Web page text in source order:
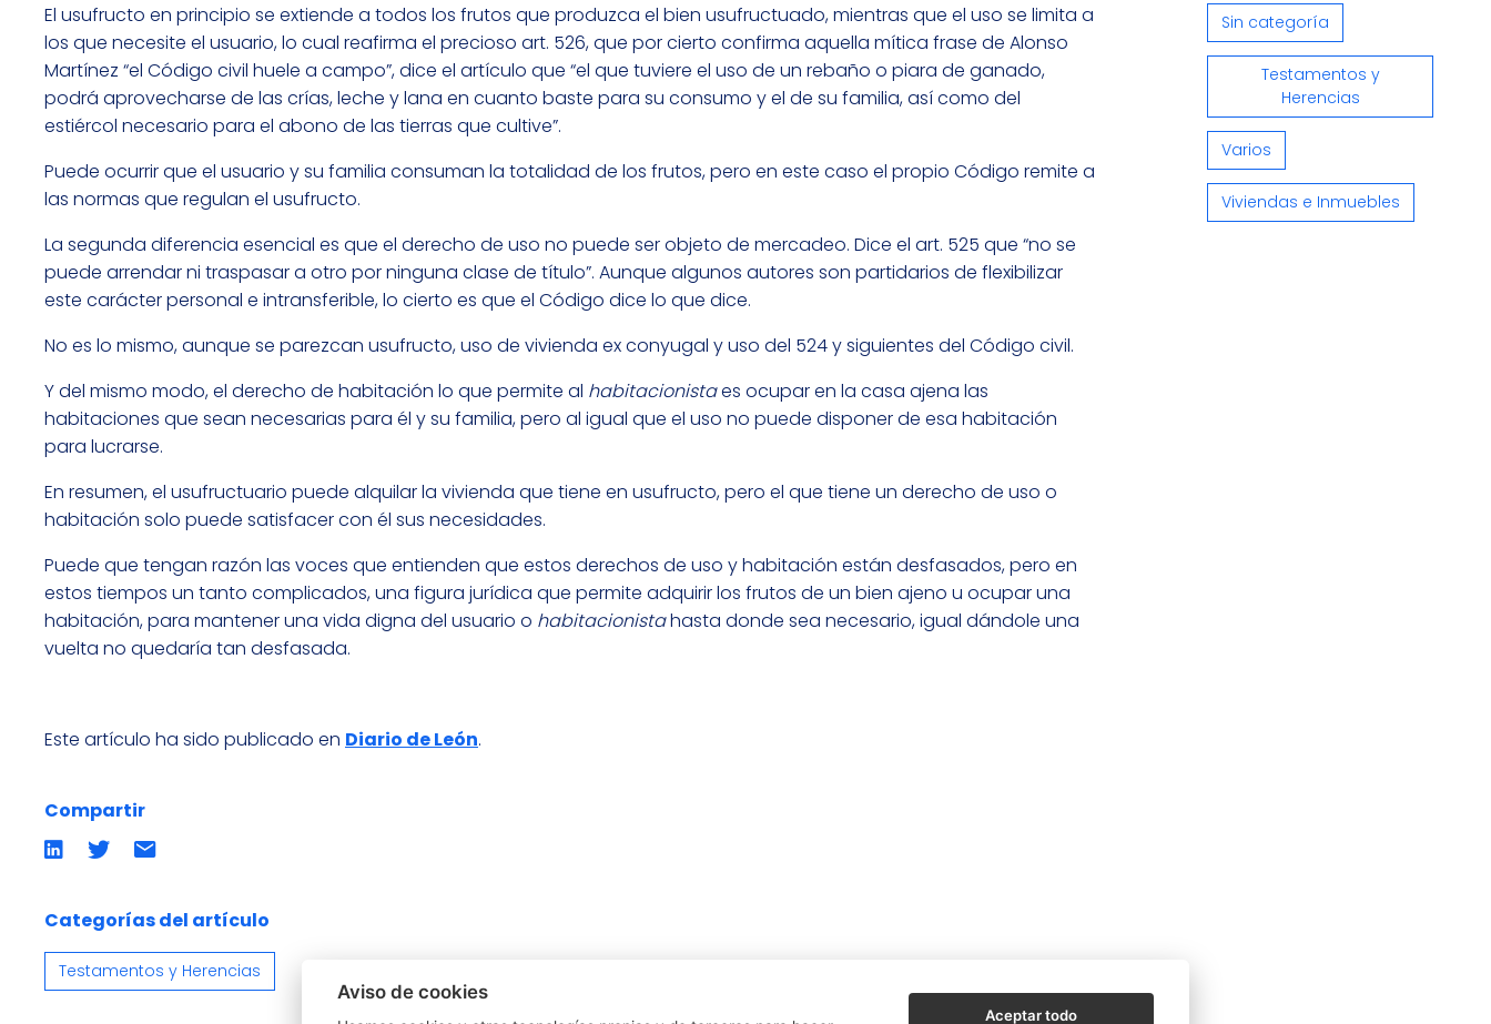
El usufructo en principio se extiende a todos los frutos que produzca el bien usufructuado, mientras que el uso se limita a
los que necesite el usuario, lo cual reafirma el precioso art. 526, que por cierto confirma aquella mítica frase de Alonso
Martínez “el Código civil huele a campo”, dice el artículo que “el que tuviere el uso de un rebaño o piara de ganado,
podrá aprovecharse de las crías, leche y lana en cuanto baste para su consumo y el de su familia, así como del
estiércol necesario para el abono de las tierras que cultive”.
Puede ocurrir que el usuario y su familia consuman la totalidad de los frutos, pero en este caso el propio Código remite a
las normas que regulan el usufructo.
La segunda diferencia esencial es que el derecho de uso no puede ser objeto de mercadeo. Dice el art. 525 que “no se
puede arrendar ni traspasar a otro por ninguna clase de título”. Aunque algunos autores son partidarios de flexibilizar
este carácter personal e intransferible, lo cierto es que el Código dice lo que dice.
No es lo mismo, aunque se parezcan usufructo, uso de vivienda ex conyugal y uso del 524 y siguientes del Código civil.
Y del mismo modo, el derecho de habitación lo que permite al habitacionistaes ocupar en la casa ajena las
habitaciones que sean necesarias para él y su familia, pero al igual que el uso no puede disponer de esa habitación
para lucrarse.
En resumen, el usufructuario puede alquilar la vivienda que tiene en usufructo, pero el que tiene un derecho de uso o
habitación solo puede satisfacer con él sus necesidades.
Puede que tengan razón las voces que entienden que estos derechos de uso y habitación están desfasados, pero en
estos tiempos un tanto complicados, una figura jurídica que permite adquirir los frutos de un bien ajeno u ocupar una
habitación, para mantener una vida digna del usuario o habitacionistahasta donde sea necesario, igual dándole una
vuelta no quedaría tan desfasada.
Este artículo ha sido publicado en Diario de León.
Compartir
Compartir
en
Compartir
en
Compartir
por
email
Categorías del artículo
Testamentos y Herencias
Sin categoría
Testamentos y
Herencias
Varios
Viviendas e Inmuebles
Aviso de cookies
Aceptar todo